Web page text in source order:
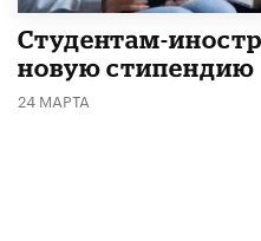
Студентам-
новую стипендию
24 МАРТА